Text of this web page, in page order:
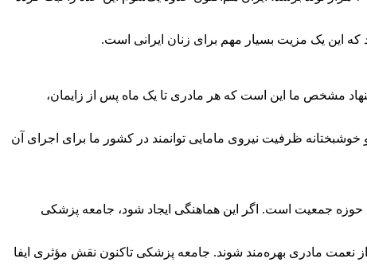
مشخص ما این است که هر مادری تا یک ماه پس از زایمان،
ظرفیت نیروی مامایی توانمند در کشور ما برای اجرای آن
حوزه جمعیت است. اگر این هماهنگی ایجاد شود، جامعه پزشکی
نعمت مادری بهره‌مند شوند. جامعه پزشکی تاکنون نقش مؤثری ایفا